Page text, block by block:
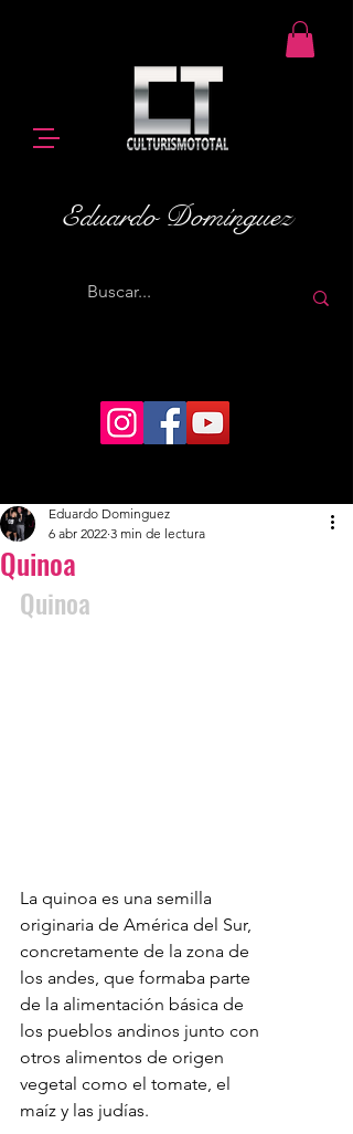
Eduardo Domínguez
Quinoa
Eduardo Dominguez
6 abr 2022 3 min de lectura
Quinoa
La quinoa es una semilla
originaria de América del Sur,
concretamente de la zona de
los andes, que formaba parte
de la alimentación básica de
los pueblos andinos junto con
otros alimentos de origen
vegetal como el tomate, el
maíz y las judías.